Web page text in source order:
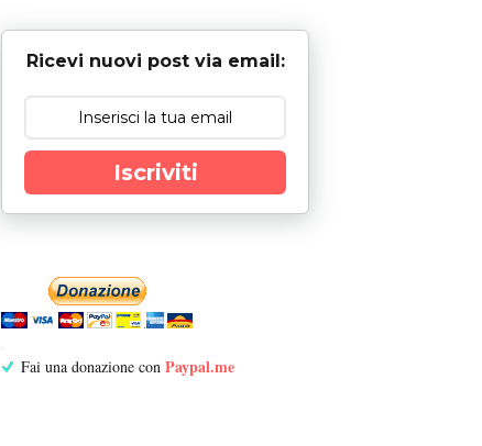
Ricevi nuovi post via email:
Iscriviti
Fai una donazione con Paypal.me